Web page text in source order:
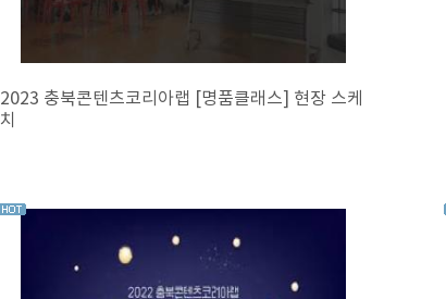
2023 충북콘텐츠코리아랩 [명품클래스] 현장 스케
치